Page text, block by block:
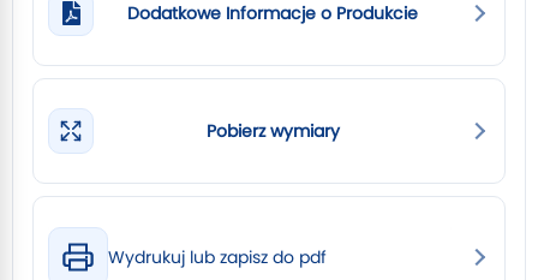
Dodatkowe Informacje o Produkcie
Pobierz wymiary
Wydrukuj lub zapisz do pdf